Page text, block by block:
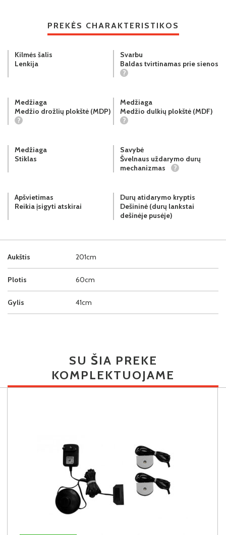
PREKĖS CHARAKTERISTIKOS
Aukštis 201cm
Plotis 60cm
Gylis 41cm
Kilmės šalis
Lenkija
Svarbu
Baldas tvirtinamas prie sienos
?
Medžiaga
Medžio drožlių plokštė (MDP)
?
Medžiaga
Medžio dulkių plokštė (MDF)
?
Medžiaga
Stiklas
Savybė
Švelnaus uždarymo durų
mechanizmas
?
Apšvietimas
Reikia įsigyti atskirai
Durų atidarymo kryptis
Dešininė (durų lankstai
dešinėje pusėje)
SU ŠIA PREKE
KOMPLEKTUOJAME